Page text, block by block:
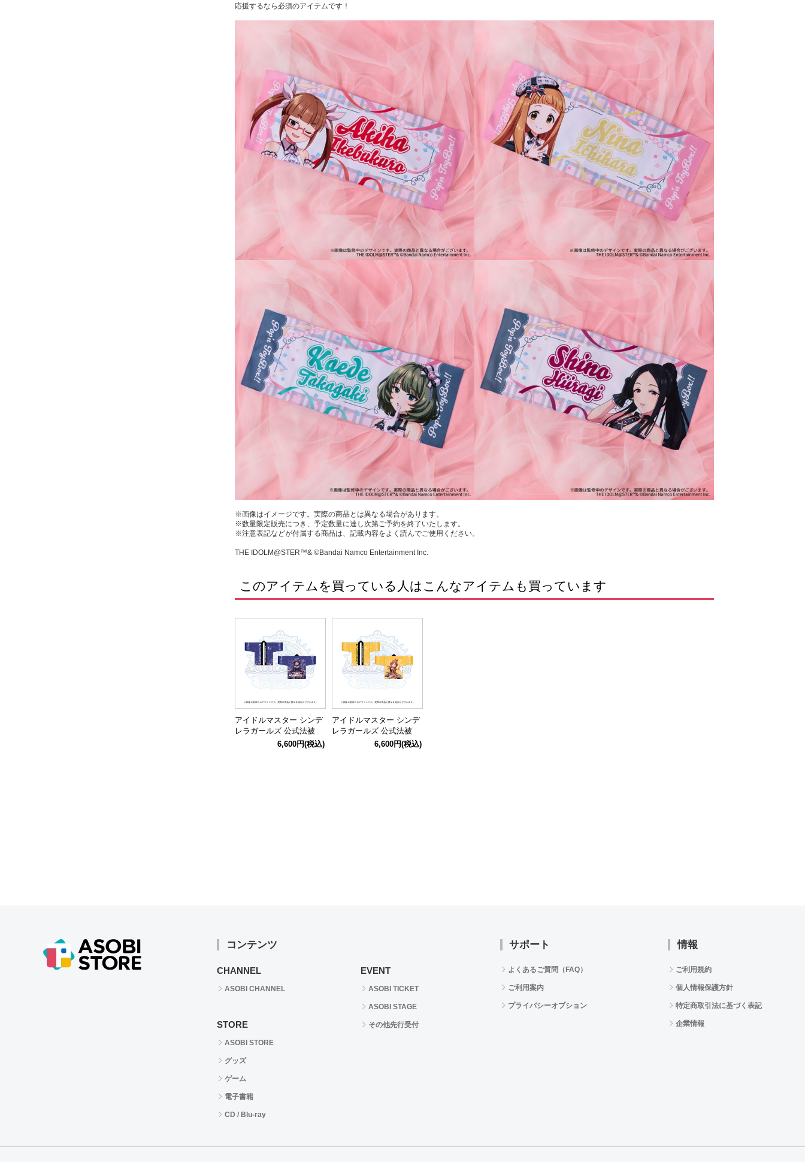
応援するなら必須のアイテムです！
※画像はイメージです。実際の商品とは異なる場合があります。
※数量限定販売につき、予定数量に達し次第ご予約を終了いたします。
※注意表記などが付属する商品は、記載内容をよく読んでご使用ください。
THE IDOLM@STER™& ©Bandai Namco Entertainment Inc.
このアイテムを買っている人はこんなアイテムも買っています
アイドルマスター シンデ
レラガールズ 公式法被
佐城雪美 (STARLIGHT S
6,600円(税込)
アイドルマスター シンデ
レラガールズ 公式法被
本田未央 (STARLIGHT S
6,600円(税込)
コンテンツ
CHANNEL
ASOBI CHANNEL
STORE
ASOBI STORE
グッズ
ゲーム
電子書籍
CD / Blu-ray
EVENT
ASOBI TICKET
ASOBI STAGE
その他先行受付
サポート
よくあるご質問（FAQ）
ご利用案内
プライバシーオプション
情報
ご利用規約
個人情報保護方針
特定商取引法に基づく表記
企業情報